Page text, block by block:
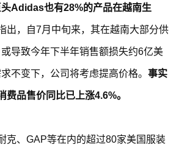
Adidas也有28%的产品在越南生
出，自7月中旬来，其在越南大部分供
导致今年下半年销售额损失约6亿美
不变下，公司将考虑提高价格。事实
费品售价同比已上涨4.6%。
克、GAP等在内的超过80家美国服装